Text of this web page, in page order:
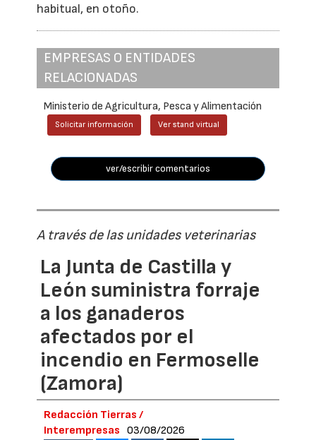
habitual, en otoño.
EMPRESAS O ENTIDADES
RELACIONADAS
Ministerio de Agricultura, Pesca y Alimentación
Solicitar información Ver stand virtual
ver/escribir comentarios
A través de las unidades veterinarias
La Junta de Castilla y
León suministra forraje
a los ganaderos
afectados por el
incendio en Fermoselle
(Zamora)
Redacción Tierras /
Interempresas
03/08/2026